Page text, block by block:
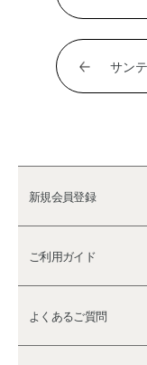
サン
新規会員登録
ご利用ガイド
よくあるご質問